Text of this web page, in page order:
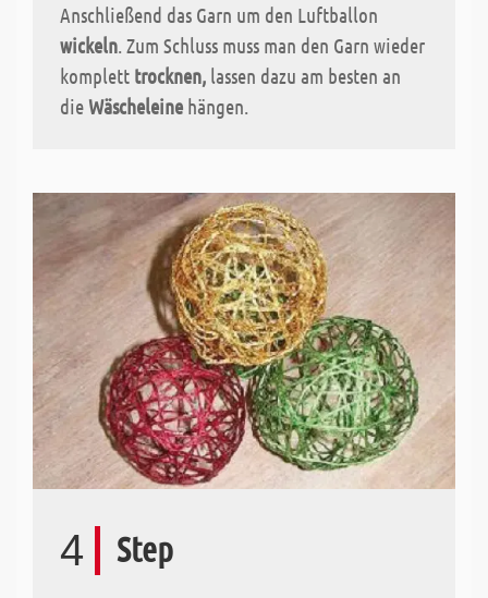
Anschließend das Garn um den Luftballon
wickeln. Zum Schluss muss man den Garn wieder
komplett trocknen, lassen dazu am besten an
dieWäscheleine hängen.
4 Step